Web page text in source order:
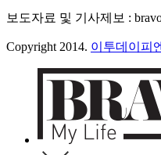
보도자료 및 기사제보 :
Copyright 2014. 이투데이피